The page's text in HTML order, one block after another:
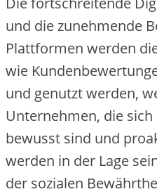
u‬nd d‬ie zunehmende
Plattformen w‬erden
w‬ie
u‬nd genutzt werden,
Unternehmen, d‬ie
bewusst s‬ind u‬nd
w‬erden i‬n d‬er Lage
d‬er sozialen